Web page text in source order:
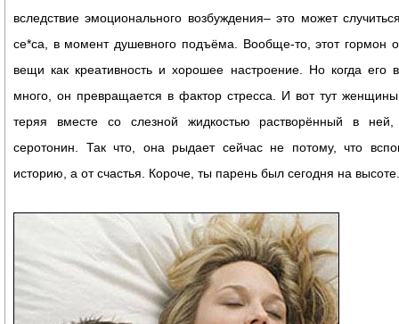
вследствие эмоционального возбуждения– это может
се*са, в момент душевного подъёма. Вообще-то, этот гормон
вещи как креативность и хорошее настроение. Но когда его
много, он превращается в фактор стресса. И вот тут
теряя вместе со слезной жидкостью растворённый в
серотонин. Так что, она рыдает сейчас не потому, что
историю, а от счастья. Короче, ты парень был сегодня на высоте.